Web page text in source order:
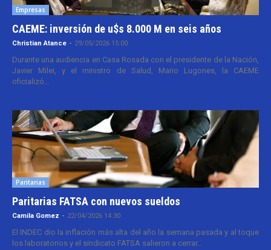
Empresas
CAEME: inversión de u$s 8.000 M en seis años
Christian Atance - 29/05/2026 15:00
Durante una audiencia en Casa Rosada con el presidente de la Nación,
Javier Milei, y el ministro de Salud, Mario Lugones, la CAEME
oficializó...
Paritarias
Paritarias FATSA con nuevos sueldos
Camila Gomez - 22/04/2026 14:30
El INDEC dio la inflación más alta del año la semana pasada y al toque
los laboratorios y el sindicato FATSA salieron a cerrar...